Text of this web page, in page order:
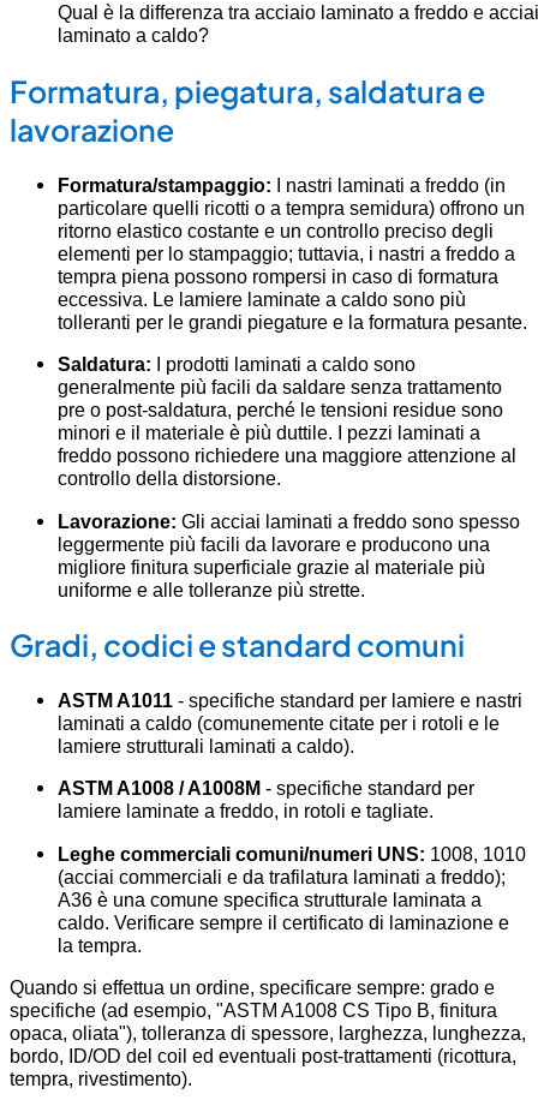
Qual è la differenza tra acciaio laminato a freddo e
laminato a caldo?
Formatura, piegatura, saldatura e
lavorazione
Formatura/stampaggio: I nastri laminati a freddo (in
particolare quelli ricotti o a tempra semidura) offrono un
ritorno elastico costante e un controllo preciso degli
elementi per lo stampaggio; tuttavia, i nastri a freddo a
tempra piena possono rompersi in caso di formatura
eccessiva. Le lamiere laminate a caldo sono più
tolleranti per le grandi piegature e la formatura pesante.
Saldatura: I prodotti laminati a caldo sono
generalmente più facili da saldare senza trattamento
pre o post-saldatura, perché le tensioni residue sono
minori e il materiale è più duttile. I pezzi laminati a
freddo possono richiedere una maggiore attenzione al
controllo della distorsione.
Lavorazione: Gli acciai laminati a freddo sono spesso
leggermente più facili da lavorare e producono una
migliore finitura superficiale grazie al materiale più
uniforme e alle tolleranze più strette.
Gradi, codici e standard comuni
ASTM A1011 - specifiche standard per lamiere e nastri
laminati a caldo (comunemente citate per i rotoli e le
lamiere strutturali laminati a caldo).
ASTM A1008 / A1008M - specifiche standard per
lamiere laminate a freddo, in rotoli e tagliate.
Leghe commerciali comuni/numeri UNS: 1008, 1010
(acciai commerciali e da trafilatura laminati a freddo);
A36 è una comune specifica strutturale laminata a
caldo. Verificare sempre il certificato di laminazione e
la tempra.
Quando si effettua un ordine, specificare sempre: grado e
specifiche (ad esempio, "ASTM A1008 CS Tipo B, finitura
opaca, oliata"), tolleranza di spessore, larghezza, lunghezza,
bordo, ID/OD del coil ed eventuali post-trattamenti (ricottura,
tempra, rivestimento).